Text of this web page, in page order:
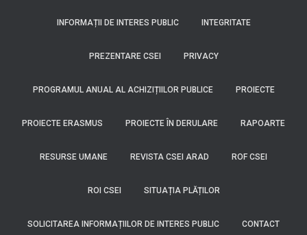
INFORMAȚII DE INTERES PUBLIC INTEGRITATE
PREZENTARE CSEI PRIVACY
PROGRAMUL ANUAL AL ACHIZIȚIILOR PUBLICE PROIECTE
PROIECTE ERASMUS PROIECTE ÎN DERULARE RAPOARTE
RESURSE UMANE REVISTA CSEI ARAD ROF CSEI
ROI CSEI SITUAȚIA PLĂȚILOR
SOLICITAREA INFORMAȚIILOR DE INTERES PUBLIC CONTACT